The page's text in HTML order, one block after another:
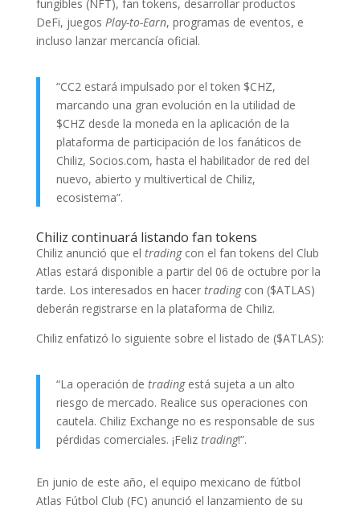
fungibles (NFT), fan tokens, desarrollar productos
DeFi, juegos Play-to-Earn, programas de eventos, e
incluso lanzar mercancía oficial.
“CC2 estará impulsado por el token $CHZ,
marcando una gran evolución en la utilidad de
$CHZ desde la moneda en la aplicación de la
plataforma de participación de los fanáticos de
Chiliz, Socios.com, hasta el habilitador de red del
nuevo, abierto y multivertical de Chiliz,
ecosistema”.
Chiliz continuará listando fan tokens
Chiliz anunció que el trading con el fan tokens del Club
Atlas estará disponible a partir del 06 de octubre por la
tarde. Los interesados en hacer trading con ($ATLAS)
deberán registrarse en la plataforma de Chiliz.
Chiliz enfatizó lo siguiente sobre el listado de ($ATLAS):
“La operación de tradingestá sujeta a un alto
riesgo de mercado. Realice sus operaciones con
cautela. Chiliz Exchange no es responsable de sus
pérdidas comerciales. ¡Feliz trading!”.
En junio de este año, el equipo mexicano de fútbol
Atlas Fútbol Club (FC) anunció el lanzamiento de su